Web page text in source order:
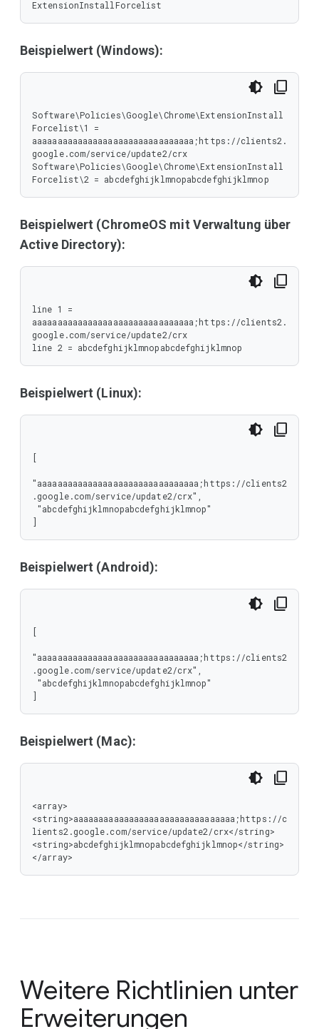
ExtensionInstallForcelist
Beispielwert (Windows):
Software\Policies\Google\Chrome\ExtensionInstall
Forcelist\1 =
aaaaaaaaaaaaaaaaaaaaaaaaaaaaaaaa;https://clients2.
google.com/service/update2/crx
Software\Policies\Google\Chrome\ExtensionInstall
Forcelist\2 = abcdefghijklmnopabcdefghijklmnop
Beispielwert (ChromeOS mit Verwaltung über
Active Directory):
line 1 =
aaaaaaaaaaaaaaaaaaaaaaaaaaaaaaaa;https://clients2.
google.com/service/update2/crx
line 2 = abcdefghijklmnopabcdefghijklmnop
Beispielwert (Linux):
[
"aaaaaaaaaaaaaaaaaaaaaaaaaaaaaaaa;https://clients2
.google.com/service/update2/crx",
]
Beispielwert (Android):
[
"aaaaaaaaaaaaaaaaaaaaaaaaaaaaaaaa;https://clients2
.google.com/service/update2/crx",
]
Beispielwert (Mac):
<array>
<string>aaaaaaaaaaaaaaaaaaaaaaaaaaaaaaaa;https://c
lients2.google.com/service/update2/crx</string>
<string>abcdefghijklmnopabcdefghijklmnop</string>
</array>
Weitere Richtlinien unter
Erweiterungen